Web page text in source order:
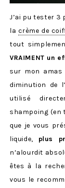
J’ai pu tester 3
la crème de
tout
VRAIMENT un
sur mon amas
diminution de
utilisé
shampoing (en
que je vous
liquide, plus
n’alourdit
êtes à la
vous le